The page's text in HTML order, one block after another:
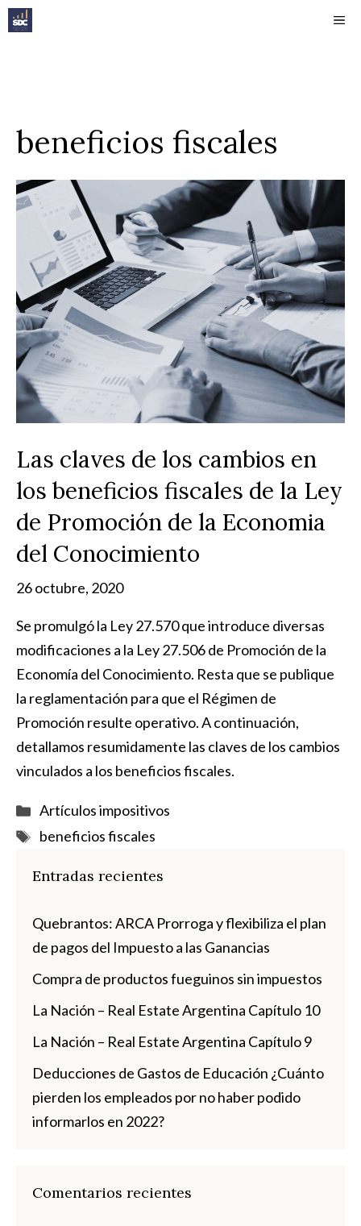
Saltar
al
beneficios fiscales
Las claves de los cambios en
los beneficios fiscales de la Ley
de Promoción de la Economia
del Conocimiento
26 octubre, 2020
Se promulgó la Ley 27.570 que introduce diversas
modificaciones a la Ley 27.506 de Promoción de la
Economía del Conocimiento. Resta que se publique
la reglamentación para que el Régimen de
Promoción resulte operativo. A continuación,
detallamos resumidamente las claves de los cambios
vinculados a los beneficios fiscales.
Categorías
Artículos impositivos
Etiquetas
beneficios fiscales
Entradas recientes
Quebrantos: ARCA Prorroga y flexibiliza el plan
de pagos del Impuesto a las Ganancias
Compra de productos fueguinos sin impuestos
La Nación – Real Estate Argentina Capítulo 10
La Nación – Real Estate Argentina Capítulo 9
Deducciones de Gastos de Educación ¿Cuánto
pierden los empleados por no haber podido
informarlos en 2022?
Comentarios recientes